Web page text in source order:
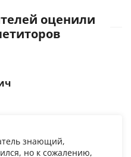
оценили
знающий,
но к сожалению,